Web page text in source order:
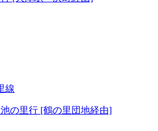
線
の里行 [鶴の里団地経由]